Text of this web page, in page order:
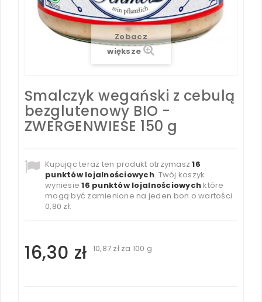
Zobacz
większe
Smalczyk wegański z cebulą
bezglutenowy BIO -
ZWERGENWIESE 150 g
Kupując teraz ten produkt otrzymasz16
punktów lojalnościowych. Twój koszyk
wyniesie16 punktów lojalnościowych które
mogą być zamienione na jeden bon o wartości
0,80 zł.
16,30 zł 10,87 złza 100 g